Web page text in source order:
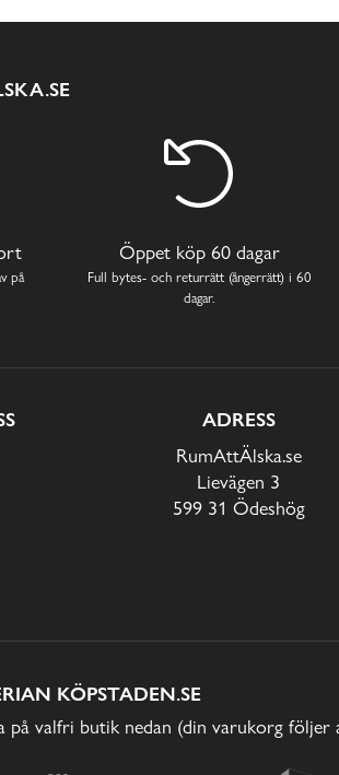
på
Öppet köp 60 dagar
Full bytes- och returrätt (ångerrätt) i 60
dagar.
ADRESS
RumAttÄlska.se
Lievägen 3
599 31 Ödeshög
KÖPSTADEN.SE
på valfri butik nedan (din varukorg följer